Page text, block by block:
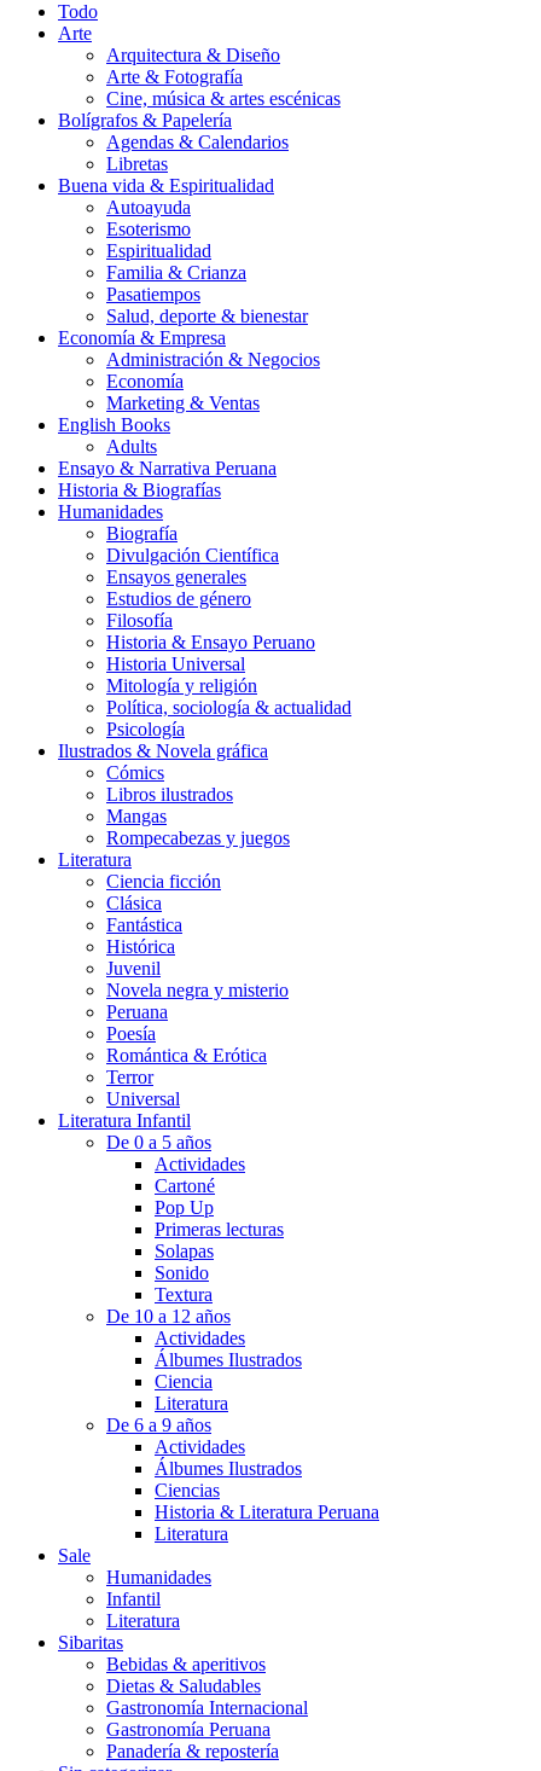
Todo
Arte
Arquitectura & Diseño
Arte & Fotografía
Cine, música & artes escénicas
Bolígrafos & Papelería
Agendas & Calendarios
Libretas
Buena vida & Espiritualidad
Autoayuda
Esoterismo
Espiritualidad
Familia & Crianza
Pasatiempos
Salud, deporte & bienestar
Economía & Empresa
Administración & Negocios
Economía
Marketing & Ventas
English Books
Adults
Ensayo & Narrativa Peruana
Historia & Biografías
Humanidades
Biografía
Divulgación Científica
Ensayos generales
Estudios de género
Filosofía
Historia & Ensayo Peruano
Historia Universal
Mitología y religión
Política, sociología & actualidad
Psicología
Ilustrados & Novela gráfica
Cómics
Libros ilustrados
Mangas
Rompecabezas y juegos
Literatura
Ciencia ficción
Clásica
Fantástica
Histórica
Juvenil
Novela negra y misterio
Peruana
Poesía
Romántica & Erótica
Terror
Universal
Literatura Infantil
De 0 a 5 años
Actividades
Cartoné
Pop Up
Primeras lecturas
Solapas
Sonido
Textura
De 10 a 12 años
Actividades
Álbumes Ilustrados
Ciencia
Literatura
De 6 a 9 años
Actividades
Álbumes Ilustrados
Ciencias
Historia & Literatura Peruana
Literatura
Sale
Humanidades
Infantil
Literatura
Sibaritas
Bebidas & aperitivos
Dietas & Saludables
Gastronomía Internacional
Gastronomía Peruana
Panadería & repostería